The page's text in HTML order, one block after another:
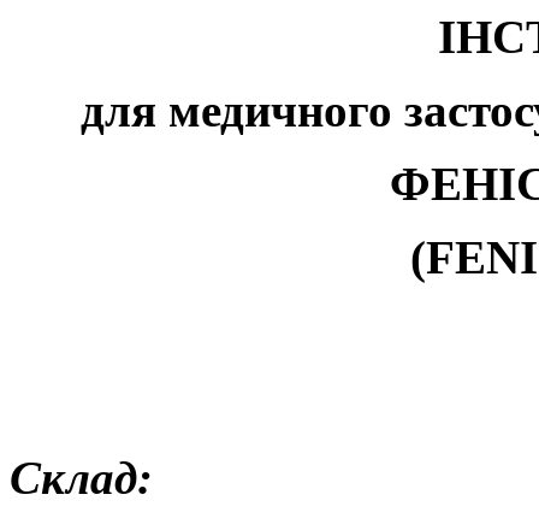
для медичного
Склад: